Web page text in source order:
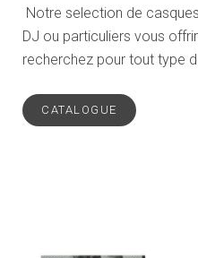
Notre selection de
DJ ou particuliers vous
recherchez pour tout type
CATALOGUE